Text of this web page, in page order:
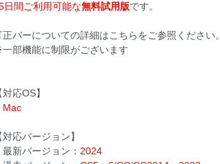
日間ご利用可能な無料試用版です。
正バーについての詳細はこちらをご参照ください。
部機能に制限がございます
対応OS】
Mac
対応バージョン】
新バージョン： 2024